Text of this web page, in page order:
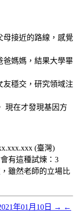
母接近的路線，感覺
爸媽媽，結果大學畢
友穩交，研究領域注
現在才發現基因方
(臺灣)
有這種試煉：3
雖然老師的立場比
年01月10日 → ←